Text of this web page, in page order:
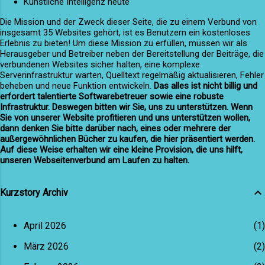
Die Mission und der Zweck dieser Seite, die zu einem Verbund von
insgesamt 35 Websites gehört, ist es Benutzern ein kostenloses
Erlebnis zu bieten! Um diese Mission zu erfüllen, müssen wir als
Herausgeber und Betreiber neben der Bereitstellung der Beiträge, die
verbundenen Websites sicher halten, eine komplexe
Serverinfrastruktur warten, Quelltext regelmäßig aktualisieren, Fehler
beheben und neue Funktion entwickeln. Das alles ist nicht billig und
erfordert talentierte Softwarebetreuer sowie eine robuste
Infrastruktur. Deswegen bitten wir Sie, uns zu unterstützen. Wenn
Sie von unserer Website profitieren und uns unterstützen wollen,
dann denken Sie bitte darüber nach, eines oder mehrere der
außergewöhnlichen Bücher zu kaufen, die hier präsentiert werden.
Auf diese Weise erhalten wir eine kleine Provision, die uns hilft,
unseren Webseitenverbund am Laufen zu halten.
Kurzstory Archiv
April 2026
1
März 2026
2